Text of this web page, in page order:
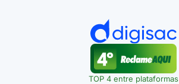
TOP 4 entre plataformas